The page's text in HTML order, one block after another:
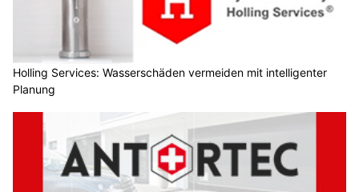
Holling Services: Wasserschäden vermeiden mit intelligenter
Planung